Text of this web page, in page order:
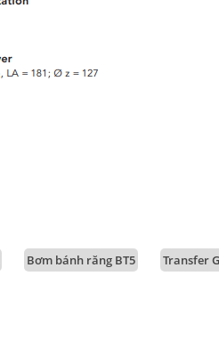
Bơm bánh răng BT5 Transfer